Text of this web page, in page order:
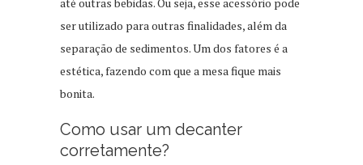
ser utilizado para outras finalidades, além da
separação de sedimentos. Um dos fatores é a
estética, fazendo com que a mesa fique mais
bonita.
Como usar um decanter
corretamente?